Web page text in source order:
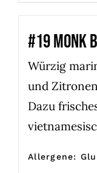
#19 MONK
Würzig
und
Dazu
Allergene: